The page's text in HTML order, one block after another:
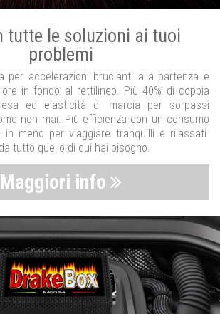
tutte le soluzioni ai tuoi
problemi
per accelerazioni brucianti alla partenza e
in fondo al rettilineo. Più 40% di coppia
ed elasticità di marcia per sorpassi
non mai. Più efficienza con un consumo
in meno per viaggiare tranquilli e rilassati.
tutto quello di cui hai bisogno.
Maggiori info